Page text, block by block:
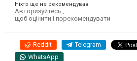
Ніхто ще не рекомендував
Авторизуйтесь
щоб оцінити і порекомендувати
Reddit Telegram
WhatsApp